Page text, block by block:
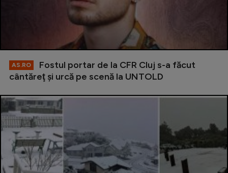
AS.RO
Fostul portar de la CFR Cluj s-a făcut
cântăreţ şi urcă pe scenă la UNTOLD